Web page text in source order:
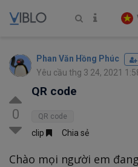
Phan Văn Hồng Phúc
Yêu cầu thg 3 24, 2021
0
QR code
QR code
clip Chia sẻ
Chào mọi người em